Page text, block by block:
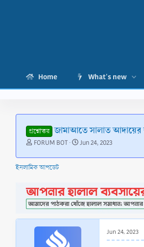
Home What's new
প্রশ্নোত্তর জামাআতে সালাত
T
r
e
d
s
t
a
r
FORUM BOT
S
a
d
a
t
e
Jun 24, 2023
ইসলামিক আপডেট
Jun 24, 2023